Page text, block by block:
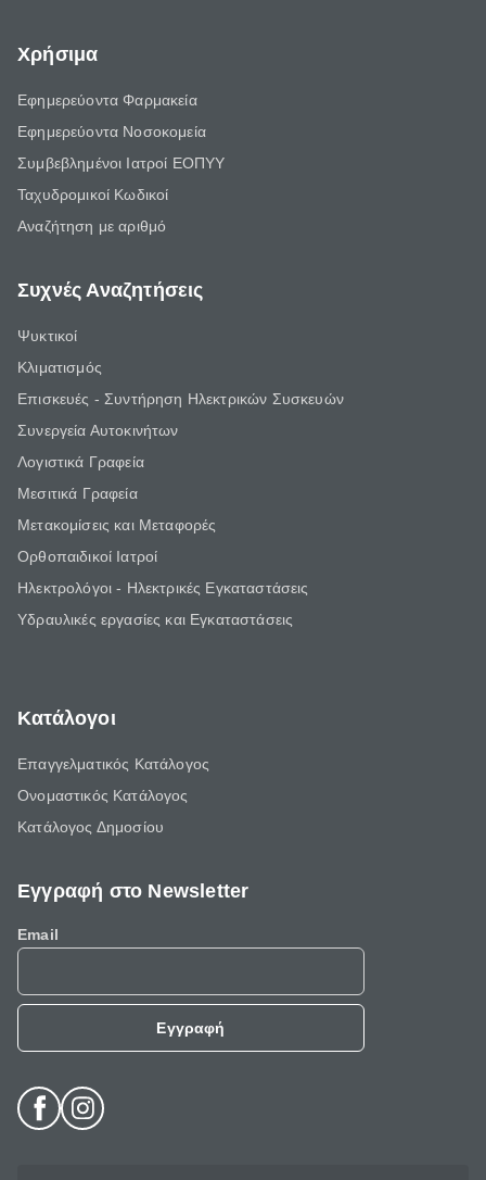
Χρήσιμα
Εφημερεύοντα Φαρμακεία
Εφημερεύοντα Νοσοκομεία
Συμβεβλημένοι Ιατροί ΕΟΠΥΥ
Ταχυδρομικοί Κωδικοί
Αναζήτηση με αριθμό
Συχνές Αναζητήσεις
Ψυκτικοί
Κλιματισμός
Επισκευές - Συντήρηση Ηλεκτρικών Συσκευών
Συνεργεία Αυτοκινήτων
Λογιστικά Γραφεία
Μεσιτικά Γραφεία
Μετακομίσεις και Μεταφορές
Ορθοπαιδικοί Ιατροί
Ηλεκτρολόγοι - Ηλεκτρικές Εγκαταστάσεις
Υδραυλικές εργασίες και Εγκαταστάσεις
Κατάλογοι
Επαγγελματικός Κατάλογος
Ονομαστικός Κατάλογος
Κατάλογος Δημοσίου
Εγγραφή στο Newsletter
Email
Εγγραφή